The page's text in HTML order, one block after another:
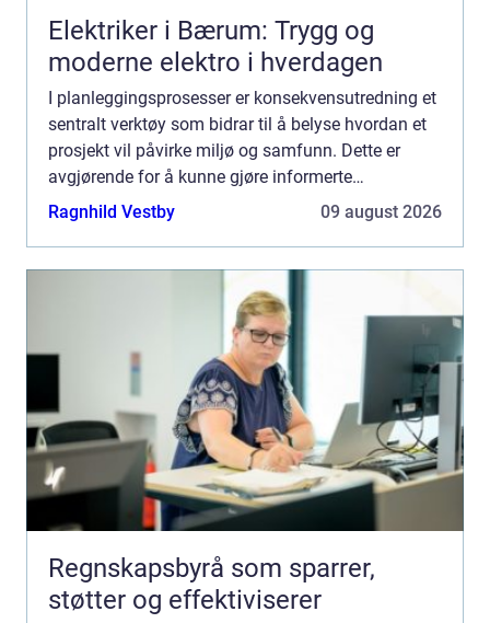
Elektriker i Bærum: Trygg og
moderne elektro i hverdagen
I planleggingsprosesser er konsekvensutredning et
sentralt verktøy som bidrar til å belyse hvordan et
prosjekt vil påvirke miljø og samfunn. Dette er
avgjørende for å kunne gjøre informerte
beslutninger s...
Ragnhild Vestby 09 august 2026
Regnskapsbyrå som sparrer,
støtter og effektiviserer